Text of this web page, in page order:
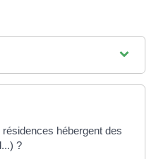
hébergent des
?